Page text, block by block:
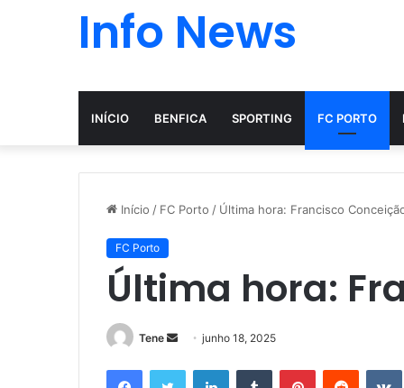
Info News
INÍCIO BENFICA SPORTING FC PORTO
Início / FC Porto / Última hora: Francisco
FC Porto
Última hora:
Tene
Mandejunho 18, 2025
FacebookTwitter LinkedinTumblr PinterestReddit